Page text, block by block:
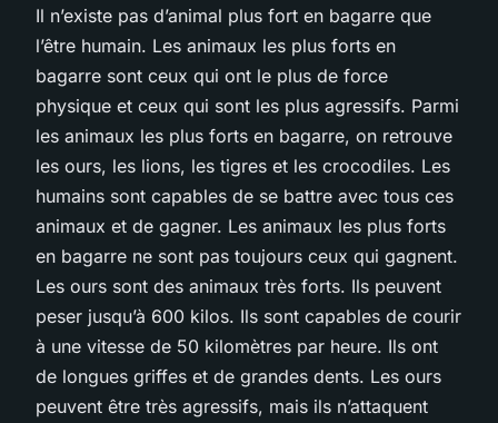
Il n’existe pas d’animal plus fort en bagarre que
l’être humain. Les animaux les plus forts en
bagarre sont ceux qui ont le plus de force
physique et ceux qui sont les plus agressifs. Parmi
les animaux les plus forts en bagarre, on retrouve
les ours, les lions, les tigres et les crocodiles. Les
humains sont capables de se battre avec tous ces
animaux et de gagner. Les animaux les plus forts
en bagarre ne sont pas toujours ceux qui gagnent.
Les ours sont des animaux très forts. Ils peuvent
peser jusqu’à 600 kilos. Ils sont capables de courir
à une vitesse de 50 kilomètres par heure. Ils ont
de longues griffes et de grandes dents. Les ours
peuvent être très agressifs, mais ils n’attaquent